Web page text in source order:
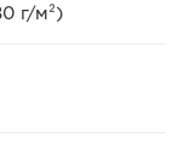
г/м²)